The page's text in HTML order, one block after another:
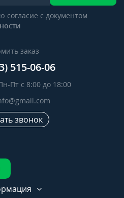
с документом
заказ
515-06-06
нам: Пн-Пт с 8:00 до 18:00
звонок